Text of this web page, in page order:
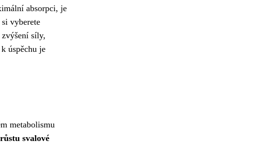
absorpci, je
vyberete
síly,
úspěchu je
metabolismu
svalové